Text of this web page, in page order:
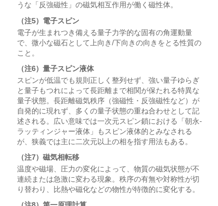
うな「反強磁性」の磁気相互作用が働く磁性体。
（注5）電子スピン
電子が生まれつき備える量子力学的な固有の角運動量
で、微小な磁石として上向き/下向きの向きをとる性質の
こと。
（注6）量子スピン液体
スピンが低温でも規則正しく整列せず、強い量子ゆらぎ
と量子もつれによって長距離まで相関が保たれる特異な
量子状態。長距離磁気秩序（強磁性・反強磁性など）が
自発的に現れず、多くの量子状態の重ね合わせとして記
述される。広い意味では一次元スピン鎖における「朝永-
ラッティンジャー液体」もスピン液体的とみなされる
が、狭義では主に二次元以上の相を指す用法もある。
（注7）磁気相転移
温度や磁場、圧力の変化によって、物質の磁気状態が不
連続または急激に変わる現象。秩序の有無や対称性が切
り替わり、比熱や磁化などの物性が特徴的に変化する。